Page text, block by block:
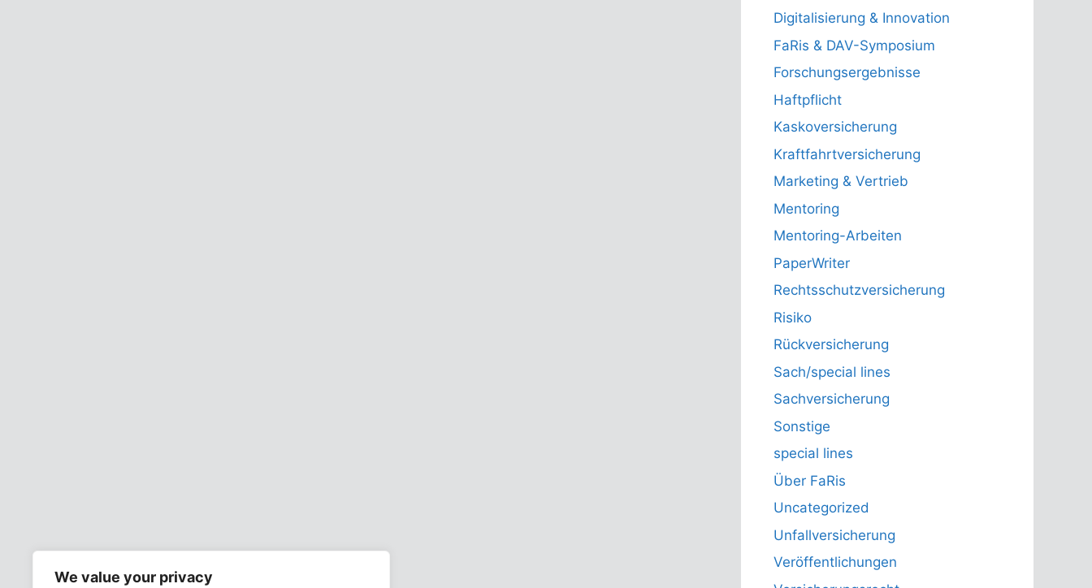
We value your privacy
Digitalisierung & Innovation
FaRis & DAV-Symposium
Forschungsergebnisse
Haftpflicht
Kaskoversicherung
Kraftfahrtversicherung
Marketing & Vertrieb
Mentoring
Mentoring-Arbeiten
PaperWriter
Rechtsschutzversicherung
Risiko
Rückversicherung
Sach/special lines
Sachversicherung
Sonstige
special lines
Über FaRis
Uncategorized
Unfallversicherung
Veröffentlichungen